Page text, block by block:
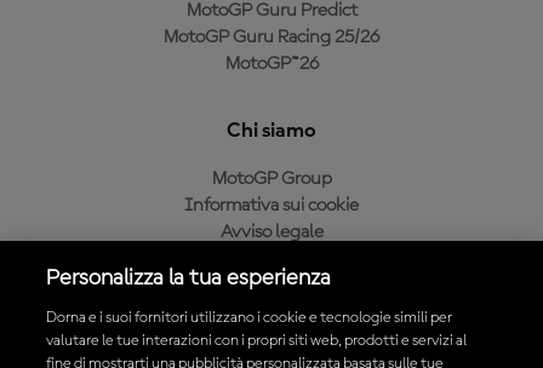
MotoGP Guru Predict
MotoGP Guru Racing 25/26
MotoGP™26
Chi siamo
MotoGP Group
Informativa sui cookie
Avviso legale
Condizioni di acquisto
Personalizza la tua esperienza
Dorna e i suoi fornitori utilizzano i cookie e tecnologie simili per
valutare le tue interazioni con i propri siti web, prodotti e servizi al
fine di mostrarti una pubblicità personalizzata basata sulle tue